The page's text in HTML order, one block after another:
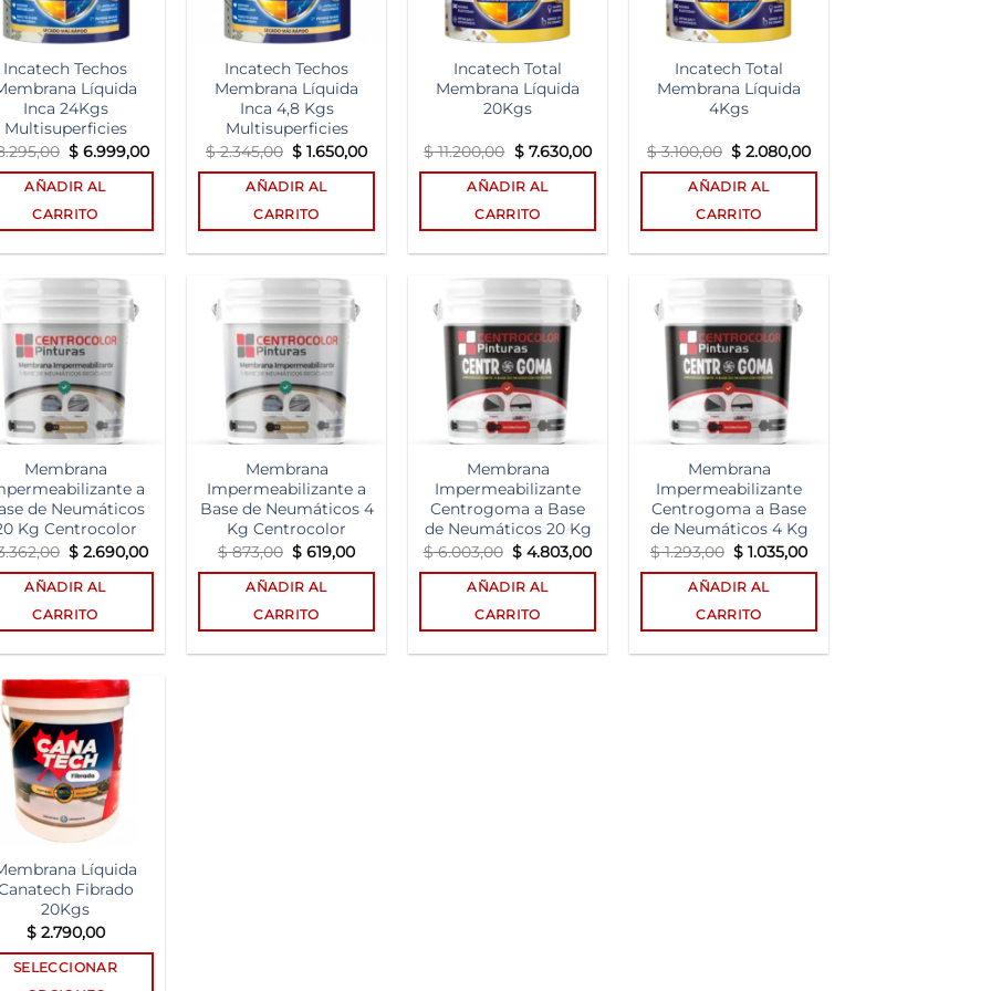
Incatech Techos
Líquida
Inca 24Kgs
Multisuperficies
El
precio
original
era:
$ 8.295,00.
$ 6.999,00El
AÑADIR AL
CARRITO
Incatech Techos
Membrana Líquida
Inca 4,8 Kgs
Multisuperficies
$2.345,00 El
precio
original
era:
$ 2.345,00.
$ 1.650,00El
AÑADIR AL
CARRITO
Incatech Total
Membrana Líquida
20Kgs
$11.200,00 El
precio
original
era:
$ 11.200,00.
$7.630,00El
AÑADIR AL
CARRITO
Incatech Total
Membrana Líquida
4Kgs
$3.100,00 El
precio
original
era:
$ 3.100,00.
$ 2.080,00El
AÑADIR AL
CARRITO
Add to
Membrana
a
de Neumáticos
Kg Centrocolor
El
precio
original
era:
$ 3.362,00.
$ 2.690,00El
AÑADIR AL
CARRITO
Add to
Membrana
Impermeabilizante a
Base de Neumáticos 4
Kg Centrocolor
$873,00 El
precio
original
era:
$ 873,00.
$ 619,00El
AÑADIR AL
CARRITO
Add to
wishlist
Membrana
Impermeabilizante
Centrogoma a Base
de Neumáticos 20 Kg
$6.003,00 El
precio
original
era:
$ 6.003,00.
$ 4.803,00El
AÑADIR AL
CARRITO
Add to
wishlist
Membrana
Impermeabilizante
Centrogoma a Base
de Neumáticos 4 Kg
$1.293,00 El
precio
original
era:
$ 1.293,00.
$ 1.035,00El
AÑADIR AL
CARRITO
Add to
wishlist
Líquida
Fibrado
20Kgs
$2.790,00
SELECCIONAR